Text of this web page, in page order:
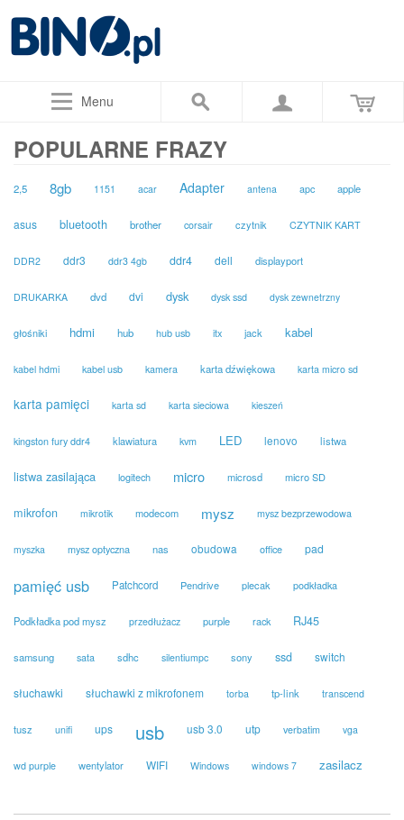
Menu
POPULARNE FRAZY
2,5 8gb 1151 acar Adapter antena apc apple
asus bluetooth brother corsair czytnik CZYTNIK KART
DDR2 ddr3 ddr3 4gb ddr4 dell displayport
DRUKARKA dvd dvi dysk dysk ssd dysk zewnetrzny
głośniki hdmi hub hub usb itx jack kabel
kabel hdmi kabel usb kamera karta dźwiękowa karta micro sd
karta pamięci karta sd karta sieciowa kieszeń
kingston fury ddr4 klawiatura kvm LED lenovo listwa
listwa zasilająca logitech micro microsd micro SD
mikrofon mikrotik modecom mysz mysz bezprzewodowa
myszka mysz optyczna nas obudowa office pad
pamięć usb Patchcord Pendrive plecak podkładka
Podkładka pod mysz przedłużacz purple rack RJ45
samsung sata sdhc silentiumpc sony ssd switch
słuchawki słuchawki z mikrofonem torba tp-link transcend
tusz unifi ups usb usb 3.0 utp verbatim vga
wd purple wentylator WIFI Windows windows 7 zasilacz